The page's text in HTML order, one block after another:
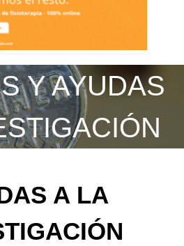
Y AYUDAS
A LA